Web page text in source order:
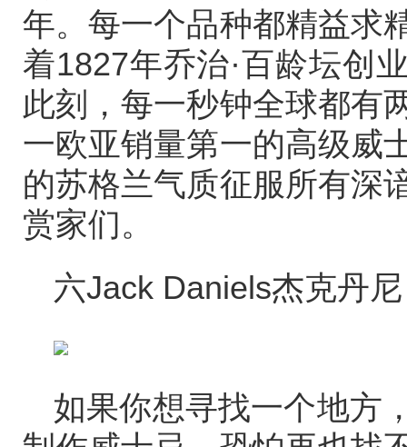
年。每一个品种都精益求
着1827年乔治·百龄坛创
此刻，每一秒钟全球都有
一欧亚销量第一的高级威
的苏格兰气质征服所有深
赏家们。
六Jack Daniels杰克丹尼
如果你想寻找一个地方